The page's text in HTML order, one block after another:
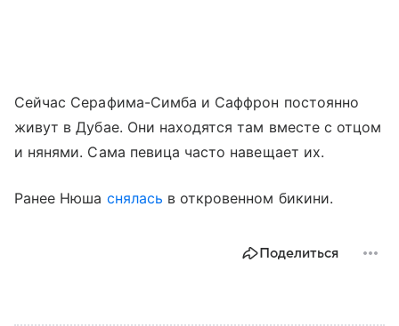
Сейчас Серафима-Симба и Саффрон постоянно
живут в Дубае. Они находятся там вместе с отцом
и нянями. Сама певица часто навещает их.
Ранее Нюша снялась в откровенном бикини.
Поделиться